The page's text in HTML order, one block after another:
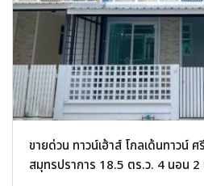
ขายด่วน ทาวน์เฮ้าส์ โกลเด้นทาวน์
สมุทรปราการ 18.5 ตร.ว. 4 นอน 2